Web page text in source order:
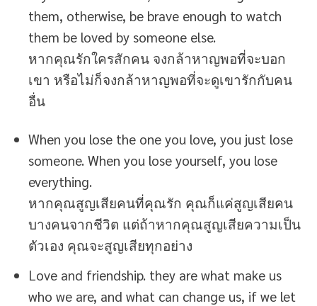
them, otherwise, be brave enough to watch
them be loved by someone else.
หากคุณรักใครสักคน จงกล้าหาญพอที่จะบอก
เขา หรือไม่ก็จงกล้าหาญพอที่จะดูเขารักกับคน
อื่น
When you lose the one you love, you just lose
someone. When you lose yourself, you lose
everything.
หากคุณสูญเสียคนที่คุณรัก คุณก็แค่สูญเสียคน
บางคนจากชีวิต แต่ถ้าหากคุณสูญเสียความเป็น
ตัวเอง คุณจะสูญเสียทุกอย่าง
Love and friendship. they are what make us
who we are, and what can change us, if we let